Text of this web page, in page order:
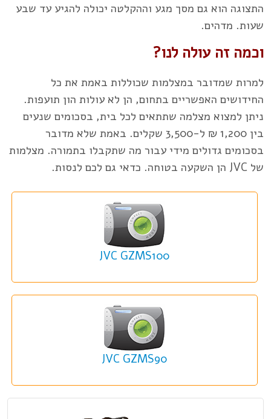
התצוגה הוא גם מסך מגע וההקלטה יכולה להגיע עד שבע
שעות. מדהים.
וכמה זה עולה לנו?
למרות שמדובר במצלמות שכוללות באמת את כל
החידושים האפשריים בתחום, הן לא עולות הון תועפות.
ניתן למצוא מצלמה שתתאים לכל בית, בסכומים שנעים
בין 1,200 ₪ ל-3,500 שקלים. באמת שלא מדובר
בסכומים גדולים מידי עבור מה שתקבלו בתמורה. מצלמות
של JVC הן השקעה בטוחה. כדאי גם לכם לנסות.
JVC GZMS100
JVC GZMS90